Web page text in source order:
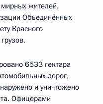
жителей.
Объединённых
Красного
6533 гектара
дорог,
и уничтожено
Офицерами